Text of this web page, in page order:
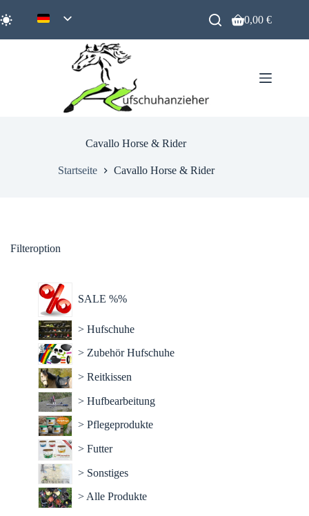
Inhalt
springen
Warenkorb
0,00€
Cavallo Horse & Rider
Startseite Cavallo Horse & Rider
Filteroption
SALE %%
> Hufschuhe
> Zubehör Hufschuhe
> Reitkissen
> Hufbearbeitung
> Pflegeprodukte
> Futter
> Sonstiges
> Alle Produkte